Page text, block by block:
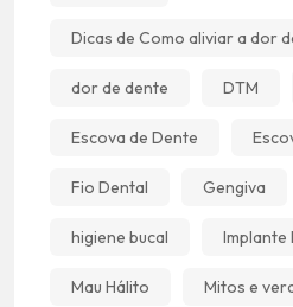
Dicas de Como aliviar a dor
dor de dente DTM
Escova de Dente
Fio Dental Gengiva
higiene bucal Implante
Mau Hálito Mitos e